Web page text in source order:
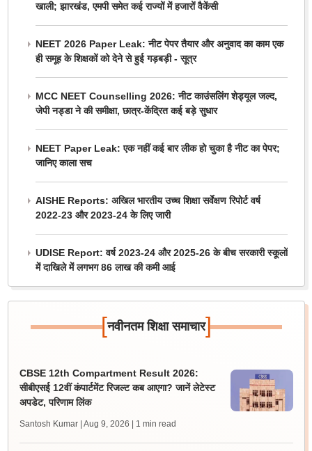
खाली; झारखंड, एमपी समेत कई राज्यों में हजारों वैकेंसी
NEET 2026 Paper Leak: नीट पेपर तैयार और अनुवाद का काम एक
ही समूह के शिक्षकों को देने से हुई गड़बड़ी - सूत्र
MCC NEET Counselling 2026: नीट काउंसलिंग शेड्यूल जल्द,
जेपी नड्डा ने की समीक्षा, छात्र-केंद्रित कई बड़े सुधार
NEET Paper Leak: एक नहीं कई बार लीक हो चुका है नीट का पेपर;
जानिए काला सच
AISHE Reports: अखिल भारतीय उच्च शिक्षा सर्वेक्षण रिपोर्ट वर्ष
2022-23 और 2023-24 के लिए जारी
UDISE Report: वर्ष 2023-24 और 2025-26 के बीच सरकारी स्कूलों
में दाखिले में लगभग 86 लाख की कमी आई
[नवीनतम शिक्षा समाचार]
CBSE 12th Compartment Result 2026:
सीबीएसई 12वीं कंपार्टमेंट रिजल्ट कब आएगा? जानें लेटेस्ट
अपडेट, परिणाम लिंक
Santosh Kumar | Aug 9, 2026 | 1 min read